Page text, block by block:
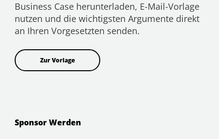
Business Case herunterladen, E-Mail-Vorlage
nutzen und die wichtigsten Argumente direkt
an Ihren Vorgesetzten senden.
Zur Vorlage
Sponsor Werden